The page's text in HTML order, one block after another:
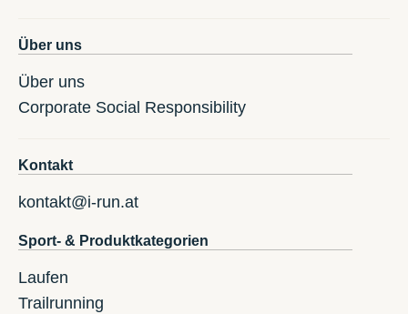
Über uns
Über uns
Corporate Social Responsibility
Kontakt
kontakt@i-run.at
Sport- & Produktkategorien
Laufen
Trailrunning